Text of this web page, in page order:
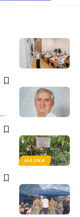
НАУКА